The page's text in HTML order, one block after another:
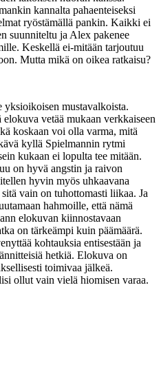
kannalta pahaenteiseksi
ryöstämällä pankin. Kaikki ei
suunniteltu ja Alex pakenee
Keskellä ei‑mitään tarjoutuu
Mutta mikä on oikea ratkaisu?
yksioikoisen mustavalkoista.
vetää mukaan verkkaiseen
koskaan voi olla varma, mitä
kyllä Spielmannin rytmi
kukaan ei lopulta tee mitään.
on hyvä angstin ja raivon
hyvin myös uhkaavana
vain on tuhottomasti liikaa. Ja
hahmoille, että nämä
elokuvan kiinnostavaan
on tärkeämpi kuin päämäärä.
kohtauksia entisestään ja
hetkiä. Elokuva on
toimivaa jälkeä.
ollut vain vielä hiomisen varaa.